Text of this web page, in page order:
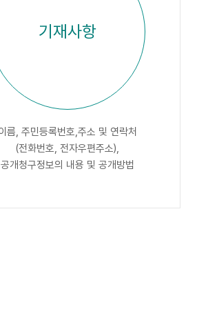
기재사항
름, 주민등록번호,주소 및 연락처
(전화번호, 전자우편주소),
공개청구정보의 내용 및 공개방법